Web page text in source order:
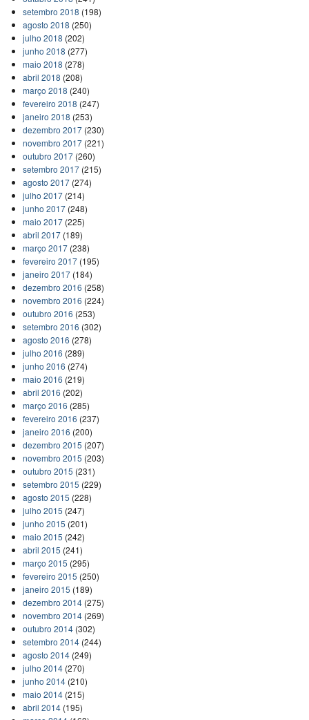
setembro 2018 (198)
agosto 2018 (250)
julho 2018 (202)
junho 2018 (277)
maio 2018 (278)
abril 2018 (208)
março 2018 (240)
fevereiro 2018 (247)
janeiro 2018 (253)
dezembro 2017(230)
novembro 2017(221)
outubro 2017(260)
setembro 2017(215)
agosto 2017(274)
julho 2017(214)
junho 2017(248)
maio 2017(225)
abril 2017(189)
março 2017(238)
fevereiro 2017(195)
janeiro 2017(184)
dezembro 2016 (258)
novembro 2016 (224)
outubro 2016 (253)
setembro 2016 (302)
agosto 2016 (278)
julho 2016 (289)
junho 2016 (274)
maio 2016 (219)
abril 2016 (202)
março 2016 (285)
fevereiro 2016 (237)
janeiro 2016 (200)
dezembro 2015 (207)
novembro 2015 (203)
outubro 2015 (231)
setembro 2015 (229)
agosto 2015 (228)
julho 2015 (247)
junho 2015 (201)
maio 2015 (242)
abril 2015 (241)
março 2015 (295)
fevereiro 2015 (250)
janeiro 2015 (189)
dezembro 2014(275)
novembro 2014(269)
outubro 2014(302)
setembro 2014(244)
agosto 2014(249)
julho 2014(270)
junho 2014(210)
maio 2014(215)
abril 2014(195)